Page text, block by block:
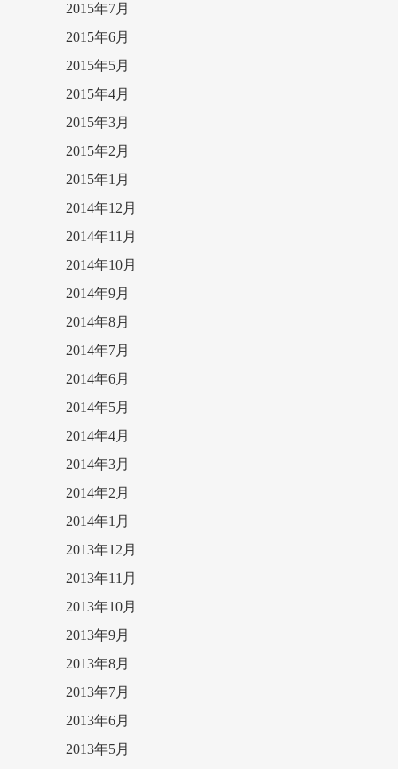
2015年7月
2015年6月
2015年5月
2015年4月
2015年3月
2015年2月
2015年1月
2014年12月
2014年11月
2014年10月
2014年9月
2014年8月
2014年7月
2014年6月
2014年5月
2014年4月
2014年3月
2014年2月
2014年1月
2013年12月
2013年11月
2013年10月
2013年9月
2013年8月
2013年7月
2013年6月
2013年5月